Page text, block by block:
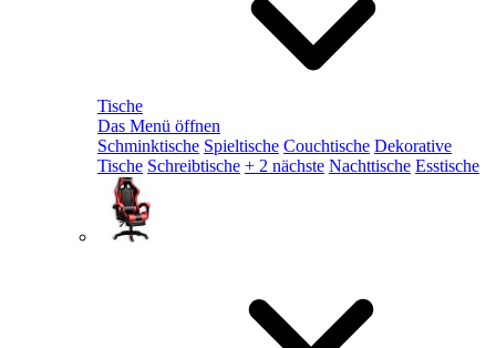
Tische
Das Menü öffnen
Schminktische Spieltische Couchtische Dekorative
Tische Schreibtische + 2 nächste Nachttische Esstische